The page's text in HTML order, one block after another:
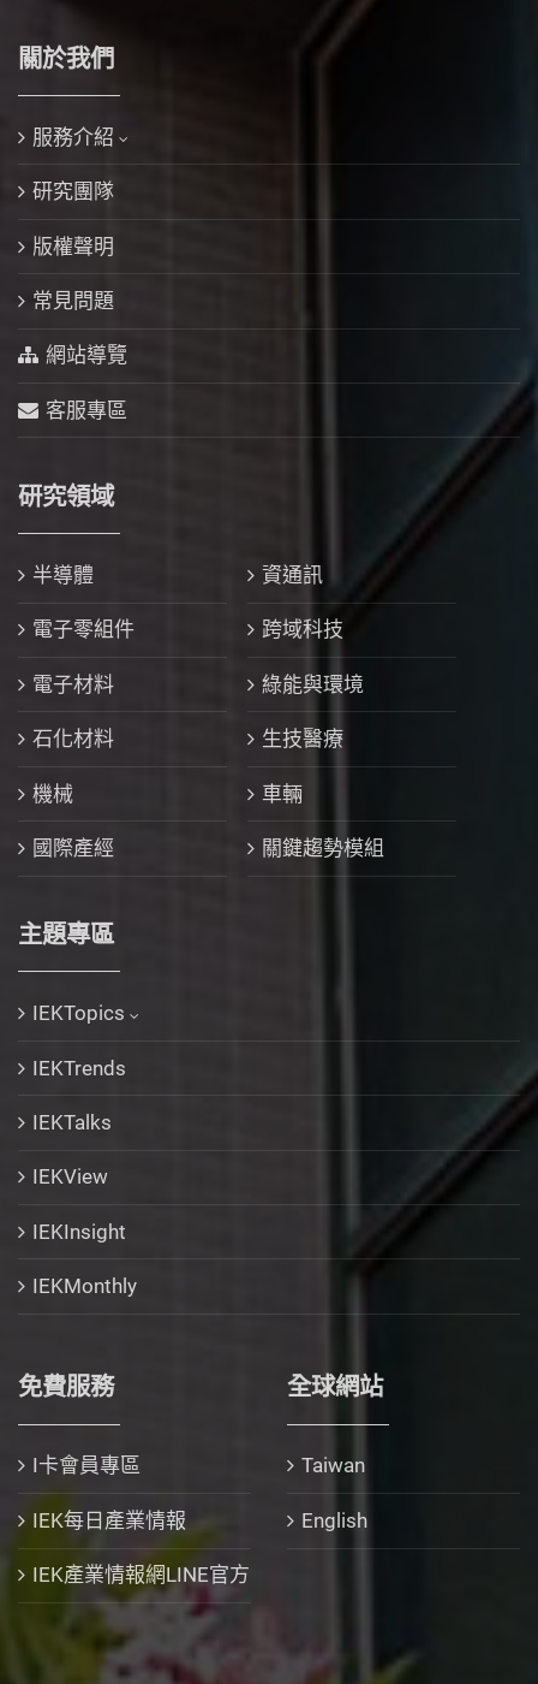
關於我們
服務介紹
研究團隊
版權聲明
常見問題
網站導覽
客服專區
研究領域
半導體 資通訊
電子零組件 跨域科技
電子材料 綠能與環境
石化材料 生技醫療
機械 車輛
國際產經 關鍵趨勢模組
主題專區
IEKTopics
IEKTrends
IEKTalks
IEKView
IEKInsight
IEKMonthly
免費服務
I卡會員專區
IEK每日產業情報
IEK產業情報網LINE官方
全球網站
Taiwan
English